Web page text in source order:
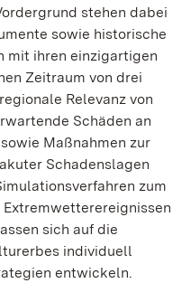
stehen dabei
sowie historische
mit ihren einzigartigen
Zeitraum von drei
Relevanz von
Schäden an
Maßnahmen zur
Schadenslagen
zum
sich auf die
individuell
entwickeln.